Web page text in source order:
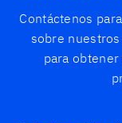
Contáctenos
sobre
para